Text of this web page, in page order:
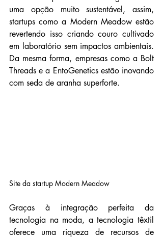
uma opção muito sustentável, assim,
startups como a Modern Meadow estão
revertendo isso criando couro cultivado
em laboratório sem impactos ambientais.
Da mesma forma, empresas como a Bolt
Threads e a EntoGenetics estão inovando
com seda de aranha superforte.
Site da startup Modern Meadow
Graças à integração perfeita da
tecnologia na moda, a tecnologia têxtil
oferece uma riqueza de recursos de